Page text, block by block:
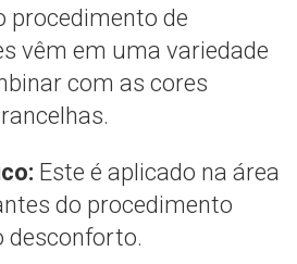
procedimento de
vêm em uma variedade
com as cores
Este é aplicado na área
do procedimento
desconforto.